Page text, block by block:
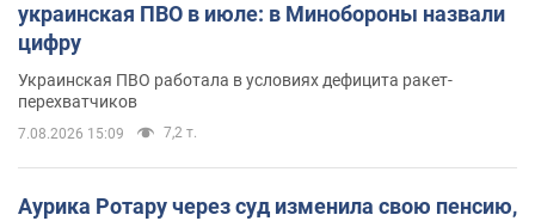
украинская ПВО в июле: в Минобороны назвали
цифру
Украинская ПВО работала в условиях дефицита ракет-
перехватчиков
7.08.2026 15:09 7,2 т.
Аурика Ротару через суд изменила свою пенсию,